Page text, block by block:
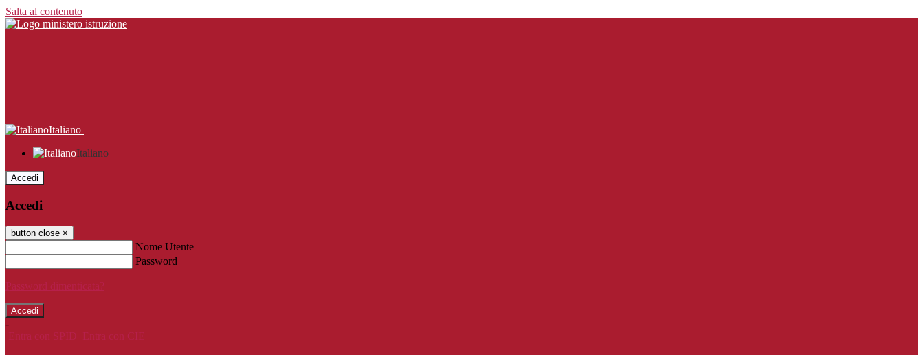
Salta al contenuto
Italiano
Italiano
Accedi
Accedi
button close ×
Nome Utente
Password
Password dimenticata?
-
Entra con SPID
Entra con CIE